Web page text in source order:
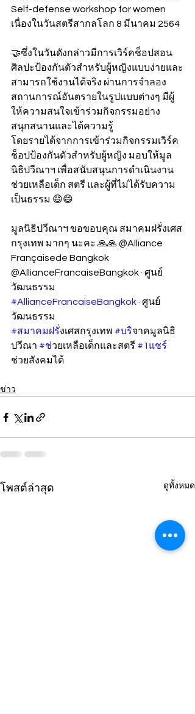
Self-defense workshop for women
เนื่องในวันสตรีสากลโลก 8 มีนาคม 2564
🤝ซึ่งในวันดังกล่าวมีการเวิร์คช็อปสอน
ศิลปะป้องกันตัวสำหรับผู้หญิงแบบง่ายและ
สามารถใช้งานได้จริง ผ่านการจำลอง
สถานการณ์อันตรายในรูปแบบต่างๆ มีผู้
ให้ความสนใจเข้าร่วมกิจกรรมอย่าง
สนุกสนานและได้ความรู้
โดยรายได้จากการเข้าร่วมกิจกรรมเวิร์ค
ช็อปป้องกันตัวสำหรับผู้หญิง มอบให้มูล
นิธิปวีณาฯ เพื่อสนับสนุนการดำเนินงาน
ช่วยเหลือเด็ก สตรี และผู้ที่ไม่ได้รับความ
เป็นธรรม 😄😄
มูลนิธิปวีณาฯ ขอขอบคุณ สมาคมฝรั่งเศส
กรุงเทพ มากๆ นะคะ 🙏🙏 @Alliance
Françaisede Bangkok
@AllianceFrancaiseBangkok · ศูนย์
วัฒนธรรม
#AllianceFrancaiseBangkok · ศูนย์
วัฒนธรรม
#สมาคมฝรั่งเศสกรุงเทพ #บริจาคมูลนิธิ
ปวีณา #ช่วยเหลือเด็กและสตรี #1แชร
ช่วยสังคมได้
ข่าว
โพสต์ล่าสุด ดูทั้งหมด